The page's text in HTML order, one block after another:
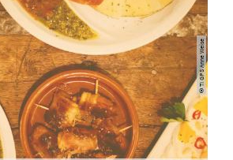
©
TI GPS Anne Weise